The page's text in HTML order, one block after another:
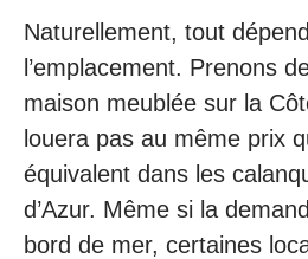
Naturellement, tout
l’emplacement. Prenons
maison meublée sur la
louera pas au même prix
équivalent dans les
d’Azur. Même si la
bord de mer, certaines